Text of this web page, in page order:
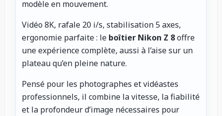
modèle en mouvement.
Vidéo 8K, rafale 20 i/s, stabilisation 5 axes,
ergonomie parfaite : le boîtier Nikon Z 8offre
une expérience complète, aussi à l’aise sur un
plateau qu’en pleine nature.
Pensé pour les photographes et vidéastes
professionnels, il combine la vitesse, la fiabilité
et la profondeur d’image nécessaires pour